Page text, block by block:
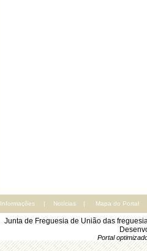
Informações | Notícias | Mapa do Portal
Junta de Freguesia de União das
Portal